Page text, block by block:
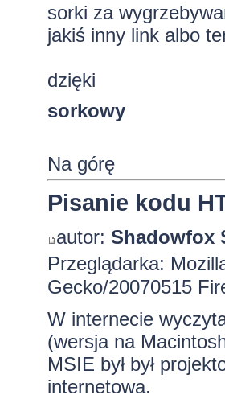
sorki za
jakiś inny link albo
dzięki
sorkowy
Na górę
Pisanie kodu
autor: Shadowfox
Przeglądarka:
Gecko/20070515
W internecie
(wersja na
MSIE był był
internetowa.